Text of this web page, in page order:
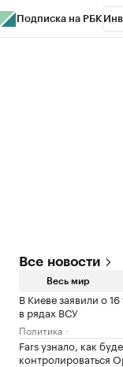
Подписка на РБК
Все новости
Весь мир
В Киеве заявили о
в рядах ВСУ
Политика
Fars узнало, как
контролироваться